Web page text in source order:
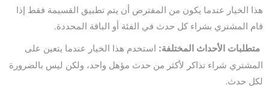
هذا الخيار عندما يكون من المفترض أن يتم تطبيق القسيمة فقط إذا
قام المشتري بشراء كل حدث في الفئة أو الباقة المحددة.
متطلبات الأحداث المختلفة: استخدم هذا الخيار عندما يتعين على
المشتري شراء تذاكر لأكثر من حدث مؤهل واحد، ولكن ليس بالضرورة
لكل حدث.